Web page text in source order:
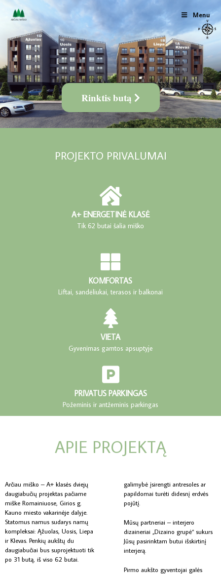
Menu
Rinktis butą
PROJEKTO PRIVALUMAI
A+ ENERGETINĖ KLASĖ
Tik 62 butai šalia miško
KOMFORTAS
Liftai, sandėliukai, terasos ir balkonai
VIETA
Gyvenimas gamtos apsuptyje
PRIVATUS PARKINGAS
Požeminis ir antžeminis parkingas
APIE PROJEKTĄ
Arčiau miško – A+ klasės dviejų
daugiabučių projektas pačiame
miške Romainiuose, Girios g.
Kauno miesto vakarinėje dalyje.
Statomus namus sudarys namų
kompleksai: Ąžuolas, Uosis, Liepa
ir Klevas. Penkių aukštų du
daugiabučiai bus suprojektuoti tik
po 31 butą, iš viso 62 butai.
galimybė įsirengti antresoles ar
papildomai turėti didesnį erdvės
pojūtį.
Mūsų partneriai – interjero
dizaineriai „Dizaino grupė“ sukurs
Jūsų pasirinktam butui išskirtinį
interjerą.
Pirmo aukšto gyventojai galės